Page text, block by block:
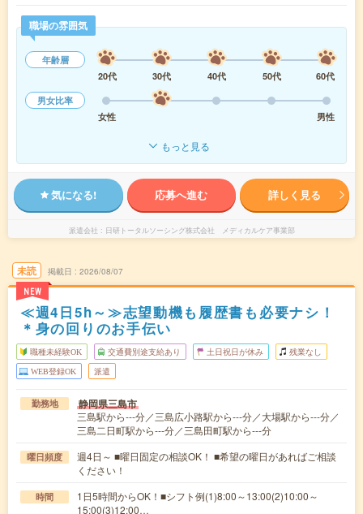
職場の雰囲気
年齢層
20代
30代 40代 50代
60代
男女比率
女性
男性
もっと見る
気になる! 応募へ進む 詳しく見る
派遣会社 日研トータルソーシング株式会社 メディカルケア事業部
未読
NEW
掲載日 2026/08/07
≪週4日5h～≫志望動機も履歴書も必要ナシ！
＊身の回りのお手伝い
職種未経験OK 交通費別途支給あり 土日祝日が休み 残業なし
WEB登録OK 派遣
勤務地 静岡県三島市
三島駅から---分／三島広小路駅から---分／大場駅から---分／
三島二日町駅から---分／三島田町駅から---分
曜日頻度
週4日～ ■曜日固定の相談OK！ ■希望の曜日があればご相談
ください！
時間
1日5時間からOK！■シフト例(1)8:00～13:00(2)10:00～
15:00(3)12:00…